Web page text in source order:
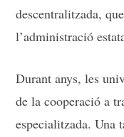
descentralitzada,
l’administració
Durant anys, les
de la cooperació a
especialitzada. Una